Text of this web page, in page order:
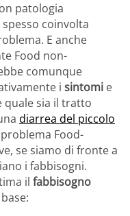
patologia
coinvolta
E anche
Food non-
comunque
i sintomi e
quale sia il tratto
diarrea del piccolo
Food-
se siamo di fronte a
i fabbisogni.
il fabbisogno